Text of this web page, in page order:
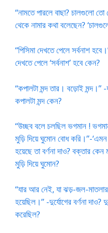
“নামতে পারলে বাছা? চালগুলো
থেকে নামার কথা বলেছেন?
“পিসিমা দেখতে পেলে সর্বনাশ
দেখতে পেলে ‘সর্বনাশ’ হবে কেন?
“কপালটা মন্দ তার। বড়োই মন্দ।”
কপালটা মন্দ কেন?
“উচ্ছব বলে চলছিল ভগমান !
মুড়ি দিয়ে ঘুমোন বোধ করি।”-‘এমন
হয়েছে তা বর্ণনা দাও? বক্তার
মুড়ি দিয়ে ঘুমোন?
“যার আর নেই, যা ঝড়-জল-
হয়েছিল।” -দুর্যোগের বর্ণনা দাও?
করেছিল?